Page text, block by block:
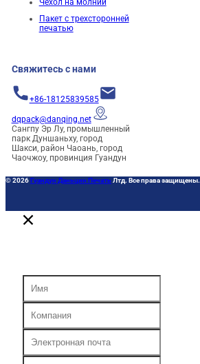
Чехол на молнии
Пакет с трехсторонней
печатью
Свяжитесь с нами
+86-18125839585
dqpack@danqing.net
Сангпу Эр Лу, промышленный
парк Дуншаньху, город
Шакси, район Чаоань, город
Чаочжоу, провинция Гуандун
© 2026Гуандун Даньцин ПечатьЛтд. Все права защищены.